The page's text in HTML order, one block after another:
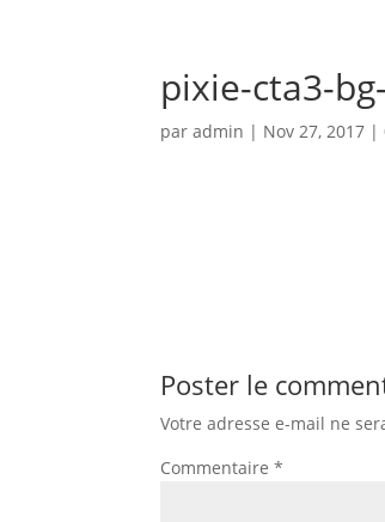
pixie-cta3-
paradmin | Nov 27, 2017 |
Poster le
Votre adresse e-mail ne
Commentaire*